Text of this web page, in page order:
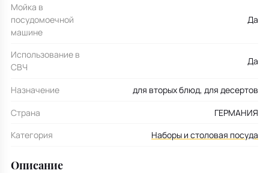
Мойка в
посудомоечной
машине
Да
Использование в
СВЧ
Да
Назначение
для вторых блюд, для десертов
Страна
ГЕРМАНИЯ
Категория
Наборы и столовая посуда
Описание